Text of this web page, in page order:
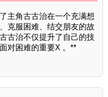
主角古古治在一个充满想
克服困难、结交朋友的故
古治不仅提升了自己的技
对困难的重要X 。**